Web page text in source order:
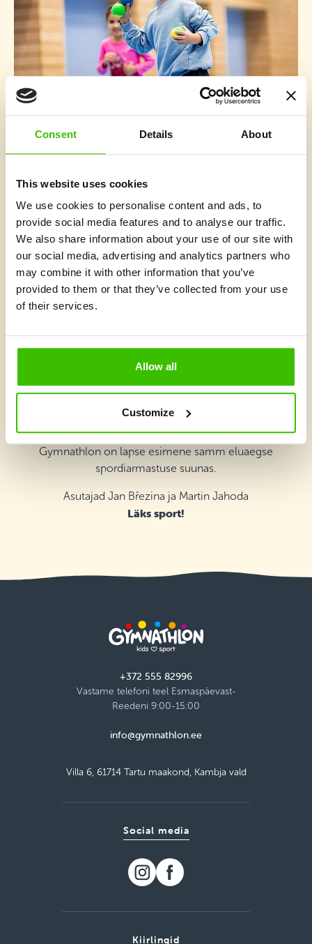
Consent Details About
This website uses cookies
We use cookies to personalise content and ads, to
provide social media features and to analyse our traffic.
We also share information about your use of our site with
our social media, advertising and analytics partners who
may combine it with other information that you’ve
provided to them or that they’ve collected from your use
of their services.
Allow all
Customize
3 minutit
edukate sportlaste saladus
Mis on kõigi spordialade maailma parimate sportlaste ühine
joon? Mitut spordiala hõlmav alus, millele nende edu tugineb.
Loe artiklit
Kõik artiklid
Asutajate sõna
Meie soov on, et lapsed armuksid sporti kui rõõmu ja
treening peaks olema tähendusrikas kogemus, mis toob
nad trenni tagasi põnevil ja naeratades. Usume, et
Gymnathlon on lapse esimene samm eluaegse
spordiarmastuse suunas.
Asutajad Jan Březina ja Martin Jahoda
Läks sport!
+372 555 82996
Vastame telefoni teel Esmaspäevast-
Reedeni 9:00-15:00
info@gymnathlon.ee
Villa 6, 61714 Tartu maakond, Kambja vald
Kiirlingid
Social media